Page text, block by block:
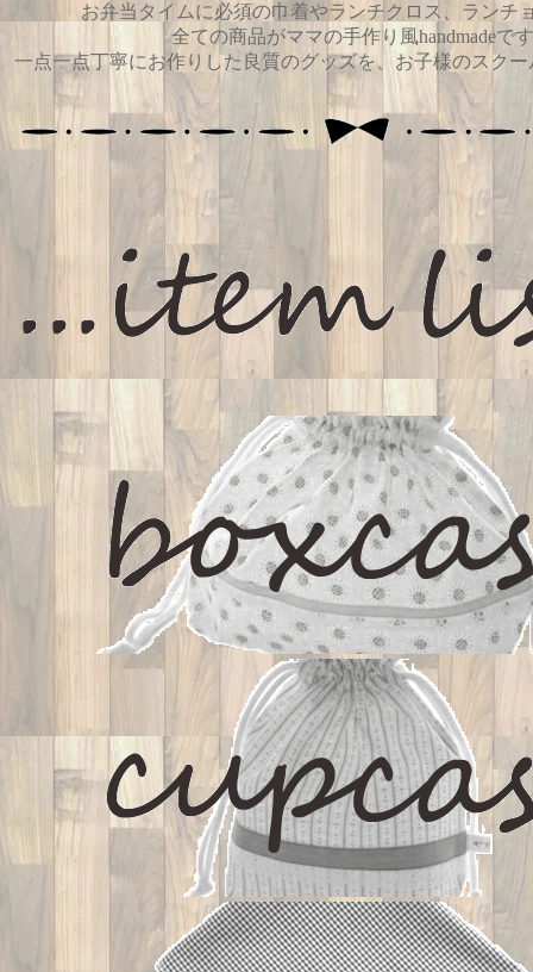
お弁当タイムに必須の巾着やランチクロス、ランチ
全ての商品がママの手作り風handmadeで
一点一点丁寧にお作りした良質のグッズを、お子様のスク